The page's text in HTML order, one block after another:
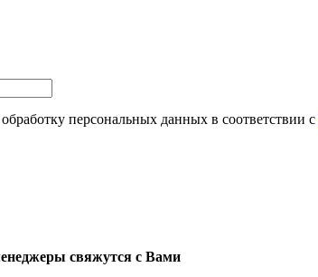
персональных данных в соответствии с
свяжутся с Вами